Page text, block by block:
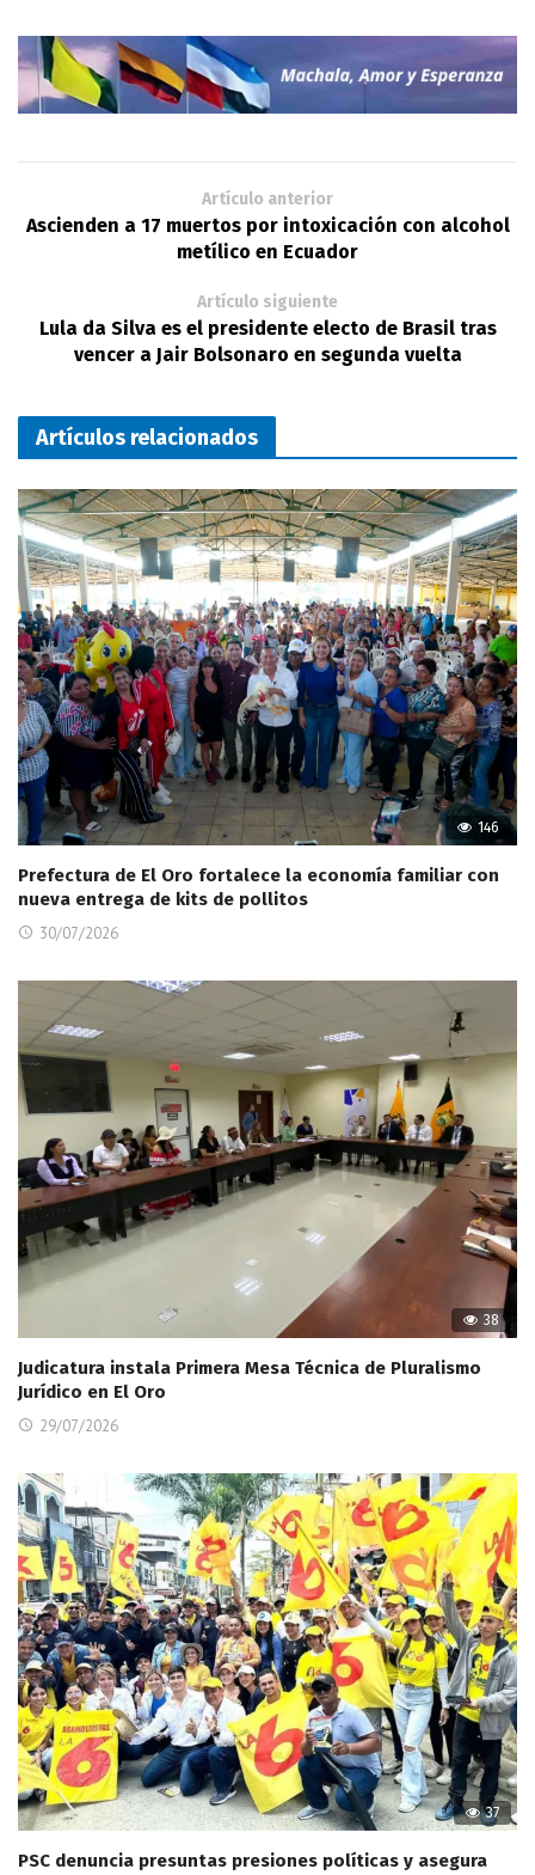
Artículo anterior
Ascienden a 17 muertos por intoxicación con alcohol
metílico en Ecuador
Artículo siguiente
Lula da Silva es el presidente electo de Brasil tras
vencer a Jair Bolsonaro en segunda vuelta
Artículos relacionados
146
Prefectura de El Oro fortalece la economía familiar con
nueva entrega de kits de pollitos
30/07/2026
38
Judicatura instala Primera Mesa Técnica de Pluralismo
Jurídico en El Oro
29/07/2026
37
PSC denuncia presuntas presiones políticas y asegura